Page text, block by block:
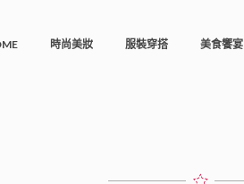
時尚美妝 服裝穿搭 美食饗宴